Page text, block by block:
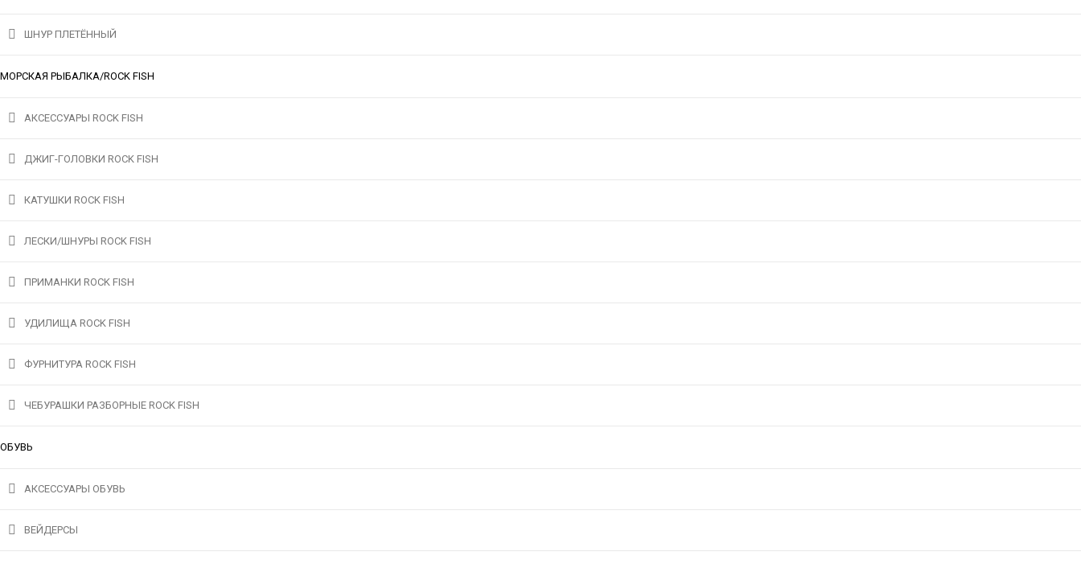
ШНУР ПЛЕТЁННЫЙ
МОРСКАЯ РЫБАЛКА/ROCK FISH
АКСЕССУАРЫ ROCK FISH
ДЖИГ-ГОЛОВКИ ROCK FISH
КАТУШКИ ROCK FISH
ЛЕСКИ/ШНУРЫ ROCK FISH
ПРИМАНКИ ROCK FISH
УДИЛИЩА ROCK FISH
ФУРНИТУРА ROCK FISH
ЧЕБУРАШКИ РАЗБОРНЫЕ ROCK FISH
ОБУВЬ
АКСЕССУАРЫ ОБУВЬ
ВЕЙДЕРСЫ